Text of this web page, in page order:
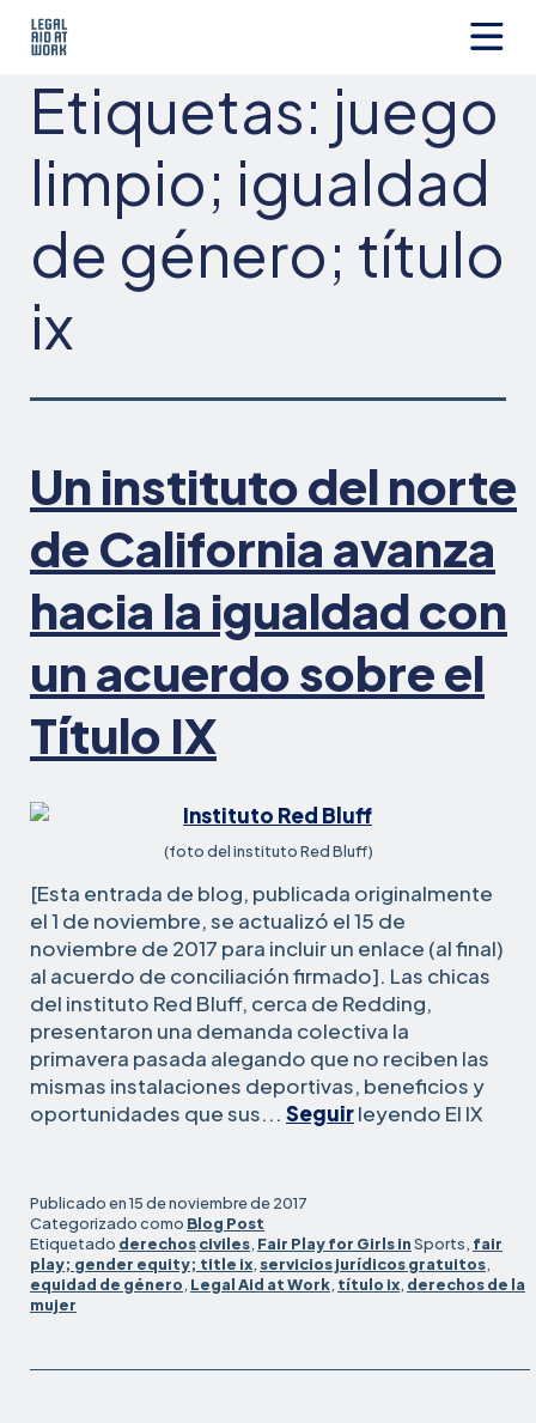
Aid
at
Etiquetas: juego
limpio; igualdad
de género; título
ix
Un instituto del norte
de California avanza
hacia la igualdad con
un acuerdo sobre el
Título IX
(foto del instituto Red Bluff)
[Esta entrada de blog, publicada originalmente
el 1 de noviembre, se actualizó el 15 de
noviembre de 2017 para incluir un enlace (al final)
al acuerdo de conciliación firmado]. Las chicas
del instituto Red Bluff, cerca de Redding,
presentaron una demanda colectiva la
primavera pasada alegando que no reciben las
mismas instalaciones deportivas, beneficios y
oportunidades que sus... Seguirleyendo El
hacia
IX
Publicado en15 de noviembre de 2017
Categorizado como Blog Post
Etiquetado derechosciviles, Fair Play for Girls inSports, fair
play; gender equity; title ix, servicios jurídicos gratuitos,
equidad de género, Legal Aid at Work, título ix, derechos de la
mujer